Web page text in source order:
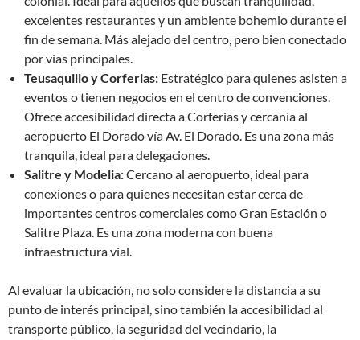
excelentes restaurantes y un ambiente bohemio durante el
fin de semana. Más alejado del centro, pero bien conectado
por vías principales.
Teusaquillo y Corferias: Estratégico para quienes asisten a
eventos o tienen negocios en el centro de convenciones.
Ofrece accesibilidad directa a Corferias y cercanía al
aeropuerto El Dorado vía Av. El Dorado. Es una zona más
tranquila, ideal para delegaciones.
Salitre y Modelia:Cercano al aeropuerto, ideal para
conexiones o para quienes necesitan estar cerca de
importantes centros comerciales como Gran Estación o
Salitre Plaza. Es una zona moderna con buena
infraestructura vial.
Al evaluar la ubicación, no solo considere la distancia a su
punto de interés principal, sino también la accesibilidad al
transporte público, la seguridad del vecindario, la